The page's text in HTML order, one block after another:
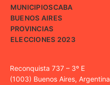
MUNICIPIOSCABA
BUENOS AIRES
PROVINCIAS
ELECCIONES 2023
Reconquista 737 – 3º E
(1003) Buenos Aires, Argentina